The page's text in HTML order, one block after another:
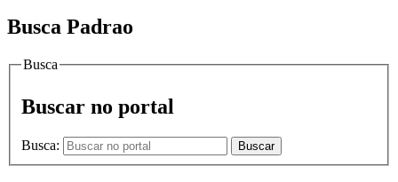
Busca Padrao
Busca
Buscar no portal
Busca: Buscar